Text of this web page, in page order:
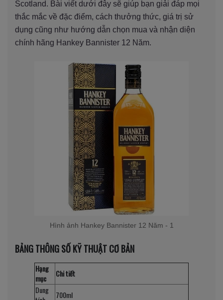
Scotland. Bài viết dưới đây sẽ giúp bạn giải đáp mọi
thắc mắc về đặc điểm, cách thưởng thức, giá trị sử
dụng cũng như hướng dẫn chọn mua và nhận diện
chính hãng Hankey Bannister 12 Năm.
Hình ảnh Hankey Bannister 12 Năm - 1
BẢNG THÔNG SỐ KỸ THUẬT CƠ BẢN
Hạng
mục
Chi tiết
Dung
700ml